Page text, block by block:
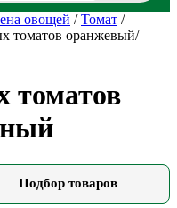
овощей /Томат /
томатов оранжевый/
томатов
Подбор товаров